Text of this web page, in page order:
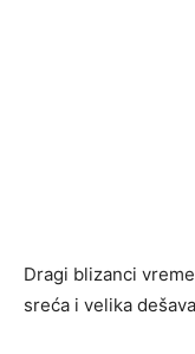
Dragi blizanci
sreća i velika